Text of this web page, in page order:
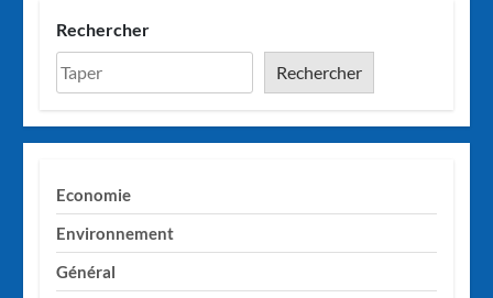
Rechercher
Rechercher
Economie
Environnement
Général